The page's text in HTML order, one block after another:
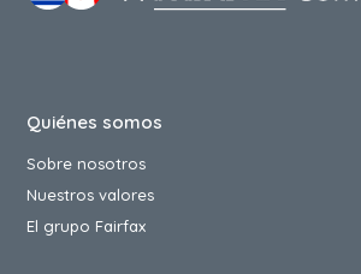
Quiénes somos
Sobre nosotros
Nuestros valores
El grupo Fairfax